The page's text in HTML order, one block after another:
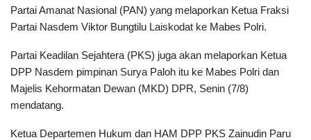
Partai Amanat Nasional (PAN) yang melaporkan Ketua Fraksi
Partai Nasdem Viktor Bungtilu Laiskodat ke Mabes Polri.
Partai Keadilan Sejahtera (PKS) juga akan melaporkan Ketua
DPP Nasdem pimpinan Surya Paloh itu ke Mabes Polri dan
Majelis Kehormatan Dewan (MKD) DPR, Senin (7/8)
mendatang.
Ketua Departemen Hukum dan HAM DPP PKS Zainudin Paru